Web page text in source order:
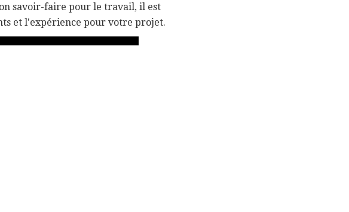
savoir-faire pour le travail, il est
et l'expérience pour votre projet.